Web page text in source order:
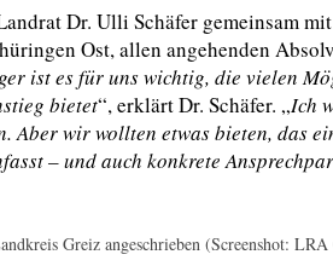
Dr. Ulli Schäfer gemeinsam
Ost, allen angehenden
ist es für uns wichtig, die vielen
bietet“, erklärt Dr. Schäfer. „Ich
Aber wir wollten etwas bieten, das
– und auch konkrete
Greiz angeschrieben (Screenshot: